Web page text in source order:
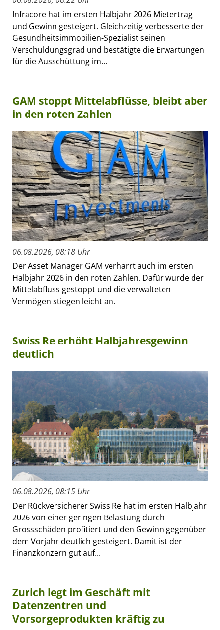
Infracore hat im ersten Halbjahr 2026 Mietertrag
und Gewinn gesteigert. Gleichzeitig verbesserte der
Gesundheitsimmobilien-Spezialist seinen
Verschuldungsgrad und bestätigte die Erwartungen
für die Ausschüttung im...
GAM stoppt Mittelabflüsse, bleibt aber
in den roten Zahlen
06.08.2026, 08:18 Uhr
Der Asset Manager GAM verharrt auch im ersten
Halbjahr 2026 in den roten Zahlen. Dafür wurde der
Mittelabfluss gestoppt und die verwalteten
Vermögen stiegen leicht an.
Swiss Re erhöht Halbjahresgewinn
deutlich
06.08.2026, 08:15 Uhr
Der Rückversicherer Swiss Re hat im ersten Halbjahr
2026 von einer geringen Belastung durch
Grossschäden profitiert und den Gewinn gegenüber
dem Vorjahr deutlich gesteigert. Damit ist der
Finanzkonzern gut auf...
Zurich legt im Geschäft mit
Datenzentren und
Vorsorgeprodukten kräftig zu